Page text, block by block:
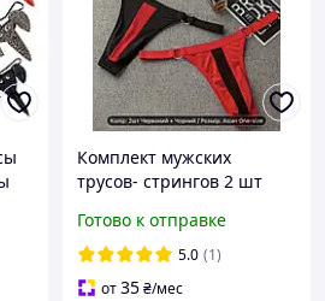
Комплект мужских
трусов- стрингов 2 шт
Готово к отправке
5.0 (1)
от35₴/мес